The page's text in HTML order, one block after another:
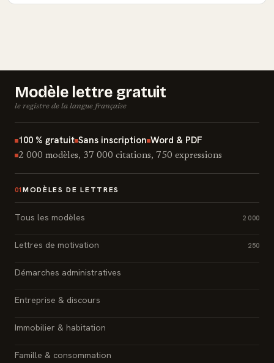
Modèle lettre gratuit
le registre de la langue française
100 % gratuit Sans inscription Word & PDF
2 000 modèles, 37 000 citations, 750 expressions
01 MODÈLES DE LETTRES
Tous les modèles 2 000
Lettres de motivation 250
Démarches administratives
Entreprise & discours
Immobilier & habitation
Famille & consommation